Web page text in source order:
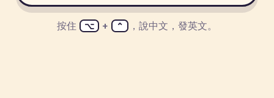
按住 ⌥ + ⌃ ，說中文，發英文。